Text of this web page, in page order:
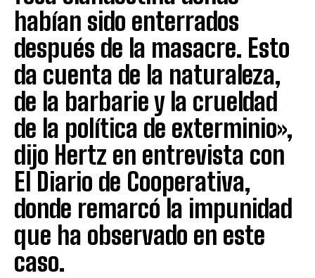
habían sido enterrados
después de la masacre. Esto
da cuenta de la naturaleza,
de la barbarie y la crueldad
de la política de exterminio»,
dijo Hertz en entrevista con
El Diario de Cooperativa,
donde remarcó la impunidad
que ha observado en este
caso.